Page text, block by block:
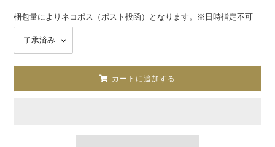
梱包量によりネコポス（ポスト投函）となります。※日時指定不可
カートに追加する